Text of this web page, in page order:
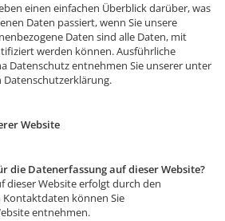
einen einfachen Überblick darüber, was
Daten passiert, wenn Sie unsere
Daten sind alle Daten, mit
werden können. Ausführliche
Datenschutz entnehmen Sie unserer unter
Website
die Datenerfassung auf dieser Website?
dieser Website erfolgt durch den
Kontaktdaten können Sie
entnehmen.